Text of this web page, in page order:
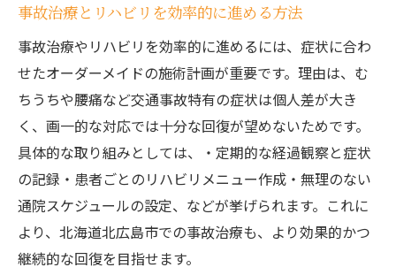
事故治療とリハビリを効率的に進める方法
事故治療やリハビリを効率的に進めるには、症状に合わ
せたオーダーメイドの施術計画が重要です。理由は、む
ちうちや腰痛など交通事故特有の症状は個人差が大き
く、画一的な対応では十分な回復が望めないためです。
具体的な取り組みとしては、・定期的な経過観察と症状
の記録・患者ごとのリハビリメニュー作成・無理のない
通院スケジュールの設定、などが挙げられます。これに
より、北海道北広島市での事故治療も、より効果的かつ
継続的な回復を目指せます。